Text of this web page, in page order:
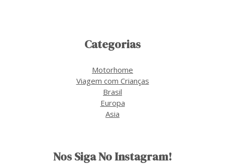
Categorias
Motorhome
Viagem com Crianças
Brasil
Europa
Asia
Nos Siga No Instagram!